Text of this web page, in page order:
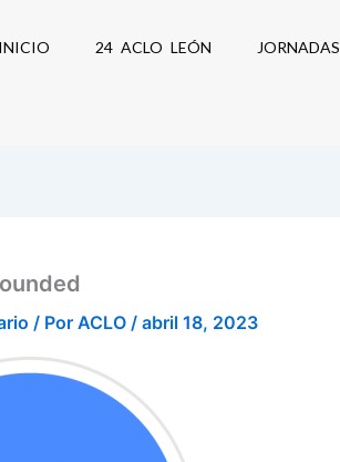
INICIO 24 ACLO LEÓN JORNADAS
/ Por ACLO / abril 18, 2023